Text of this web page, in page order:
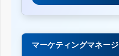
マーケティングマネー